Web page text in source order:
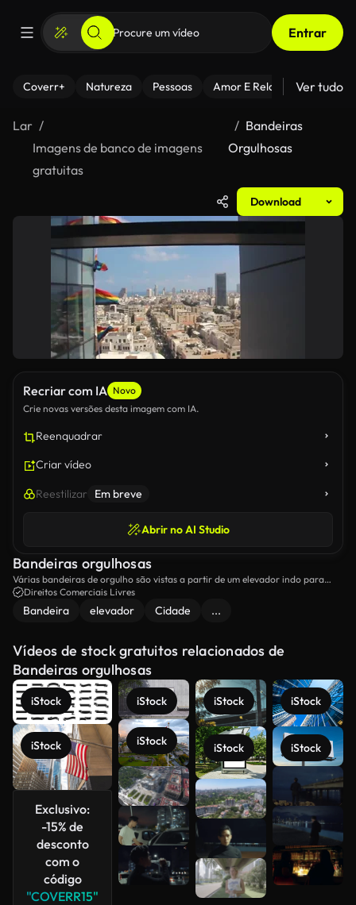
Entrar
Coverr+ Natureza Pessoas Amor E Relacionamentos
Ver tudo
Lar
Imagens de banco de imagens
gratuitas
Bandeiras
Orgulhosas
Download
Recriar com IA Novo
Crie novas versões desta imagem com IA.
Reenquadrar
Criar vídeo
Reestilizar Em breve
Abrir no AI Studio
Bandeiras orgulhosas
Várias bandeiras de orgulho são vistas a partir de um elevador indo para
cima, com o horizonte da cidade em segundo plano.
Direitos Comerciais Livres
Bandeira elevador Cidade ...
Vídeos de stock gratuitos relacionados de
Bandeiras orgulhosas
iStock
iStock
Exclusivo:
-15% de
desconto
com o
código
"COVERR15"
iStock
iStock
iStock
iStock
iStock
iStock
Veja mais